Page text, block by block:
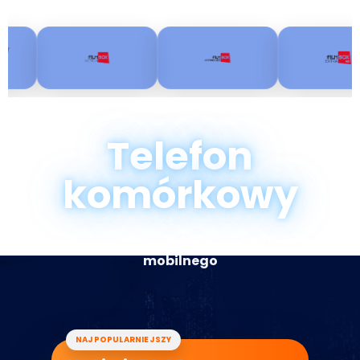
Telefon
komórkowy
mobilnego
NAJPOPULARNIEJSZY